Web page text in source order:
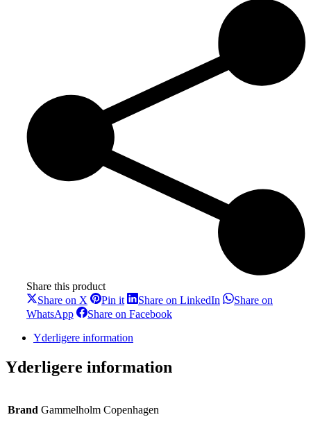
Share this product
Share on X Share
on
X
Pin itShare
on
Pinterest
Share on LinkedIn ShareShare on
WhatsAppShare
WhatsApp
Share on FacebookShare
Yderligere information
Yderligere information
Brand Gammelholm Copenhagen